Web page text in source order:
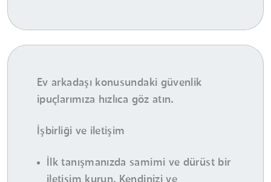
Ev arkadaşı konusundaki güvenlik
ipuçlarımıza hızlıca göz atın.
İşbirliği ve iletişim
İlk tanışmanızda samimi ve dürüst bir
iletişim kurun. Kendinizi ve